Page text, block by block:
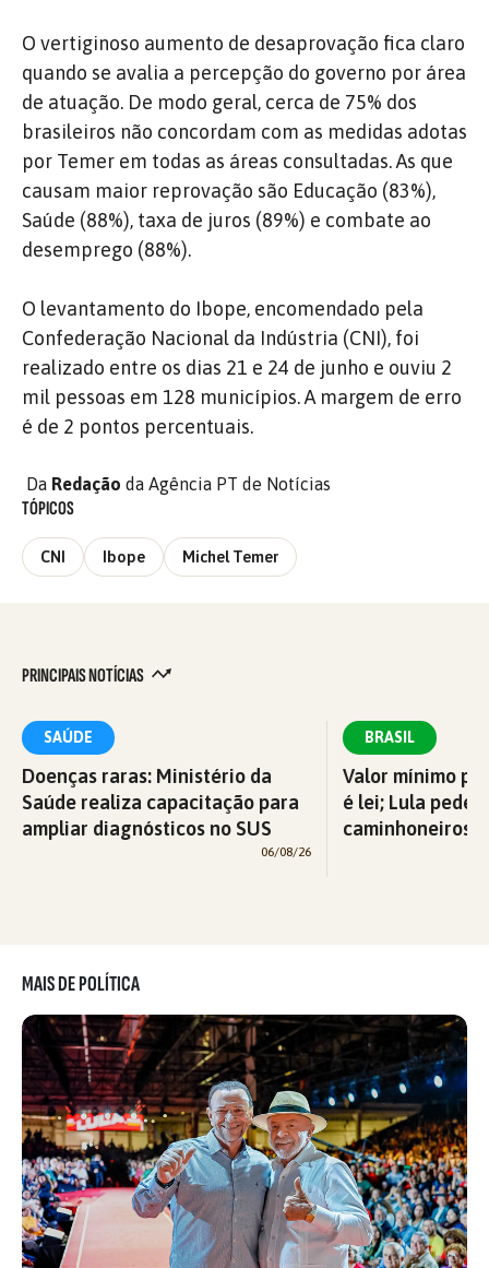
O vertiginoso aumento de desaprovação fica claro
quando se avalia a percepção do governo por área
de atuação. De modo geral, cerca de 75% dos
brasileiros não concordam com as medidas adotas
por Temer em todas as áreas consultadas. As que
causam maior reprovação são Educação (83%),
Saúde (88%), taxa de juros (89%) e combate ao
desemprego (88%).
O levantamento do Ibope, encomendado pela
Confederação Nacional da Indústria (CNI), foi
realizado entre os dias 21 e 24 de junho e ouviu 2
mil pessoas em 128 municípios. A margem de erro
é de 2 pontos percentuais.
Da Redação da Agência PT de Notícias
TÓPICOS
CNI Ibope Michel Temer
PRINCIPAIS NOTÍCIAS
SAÚDE
Doenças raras: Ministério da
Saúde realiza capacitação para
ampliar diagnósticos no SUS
06/08/26
BRASIL
Valor mínimo
é lei; Lula pede
caminhoneiros
MAIS DE POLÍTICA